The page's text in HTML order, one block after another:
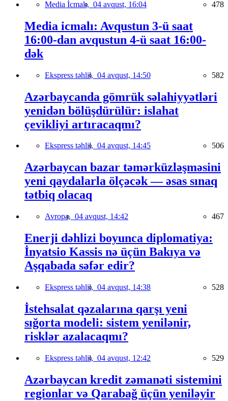
Media İcmalı, 04 avqust, 16:04 478
Media icmalı: Avqustun 3-ü saat
16:00-dan avqustun 4-ü saat 16:00-
dək
Ekspress təhlil, 04 avqust, 14:50 582
Azərbaycanda gömrük səlahiyyətləri
yenidən bölüşdürülür: islahat
çevikliyi artıracaqmı?
Ekspress təhlil, 04 avqust, 14:45 506
Azərbaycan bazar təmərküzləşməsini
yeni qaydalarla ölçəcək — əsas sınaq
tətbiq olacaq
Avropa, 04 avqust, 14:42 467
Enerji dəhlizi boyunca diplomatiya:
İnyatsio Kassis nə üçün Bakıya və
Aşqabada səfər edir?
Ekspress təhlil, 04 avqust, 14:38 528
İstehsalat qəzalarına qarşı yeni
sığorta modeli: sistem yenilənir,
risklər azalacaqmı?
Ekspress təhlil, 04 avqust, 12:42 529
Azərbaycan kredit zəmanəti sistemini
regionlar və Qarabağ üçün yeniləyir